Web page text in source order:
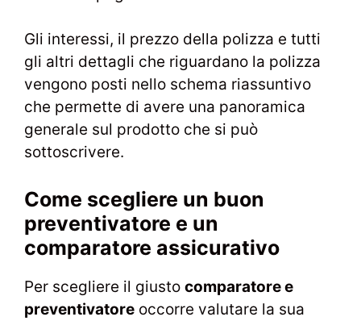
Gli interessi, il prezzo della polizza e tutti
gli altri dettagli che riguardano la polizza
vengono posti nello schema riassuntivo
che permette di avere una panoramica
generale sul prodotto che si può
sottoscrivere.
Come scegliere un buon
preventivatore e un
comparatore assicurativo
Per scegliere il giusto comparatore e
preventivatore occorre valutare la sua